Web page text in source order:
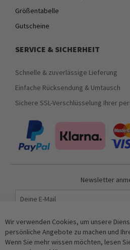
Größentabelle
Gutscheine
SERVICE & SICHERHEIT
Schnelle & zuverlässige Lieferung
Einfache Rücksendung & Umtausch
Sichere SSL-Verschlüsselung Ihrer
Newsletter
Anti-Roboter-Verifizierung
Wir verwenden Cookies, um unsere
persönliche Angebote zu machen und
Wenn Sie mehr wissen möchten, lesen